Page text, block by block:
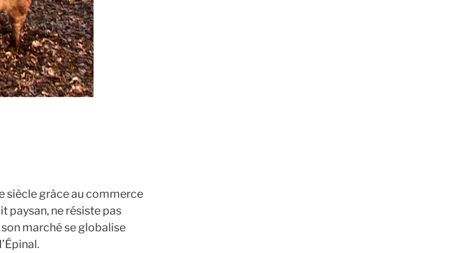
siècle grâce au commerce
paysan, ne résiste pas
marché se globalise